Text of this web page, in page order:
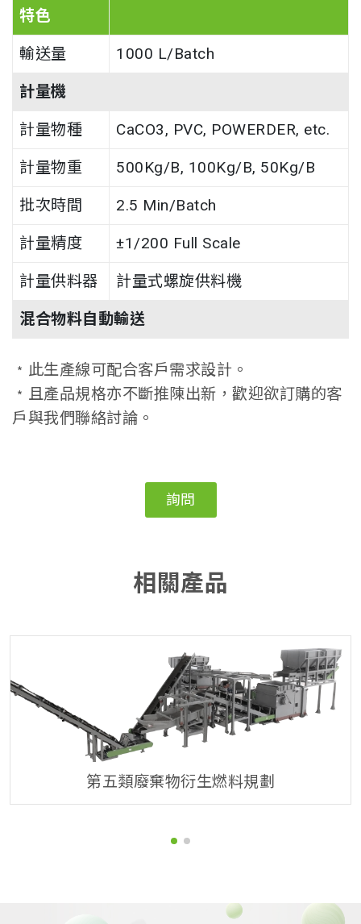
特色
輸送量 1000 L/Batch
計量機
計量物種 CaCO3, PVC, POWERDER, etc.
計量物重 500Kg/B, 100Kg/B, 50Kg/B
批次時間 2.5 Min/Batch
計量精度 ±1/200 Full Scale
計量供料器 計量式螺旋供料機
混合物料自動輸送
﹡此生產線可配合客戶需求設計。
﹡且產品規格亦不斷推陳出新，歡迎欲訂購的客
戶與我們聯絡討論。
詢問
相關產品
第五類廢棄物衍生燃料規劃